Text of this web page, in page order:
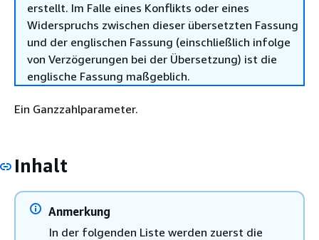
erstellt. Im Falle eines Konflikts oder eines
Widerspruchs zwischen dieser übersetzten Fassung
und der englischen Fassung (einschließlich infolge
von Verzögerungen bei der Übersetzung) ist die
englische Fassung maßgeblich.
Ein Ganzzahlparameter.
Inhalt
Anmerkung
In der folgenden Liste werden zuerst die